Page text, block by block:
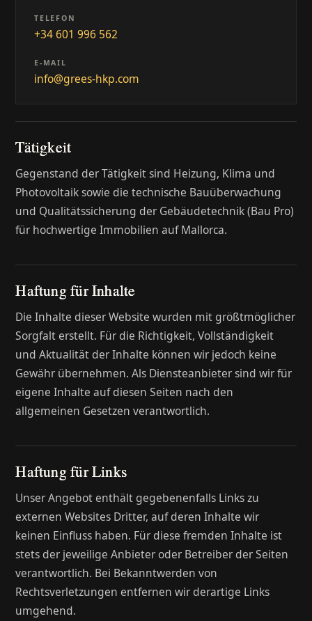
TELEFON
+34 601 996 562
E-MAIL
info@grees-hkp.com
Tätigkeit
Gegenstand der Tätigkeit sind Heizung, Klima und
Photovoltaik sowie die technische Bauüberwachung
und Qualitätssicherung der Gebäudetechnik (Bau Pro)
für hochwertige Immobilien auf Mallorca.
Haftung für Inhalte
Die Inhalte dieser Website wurden mit größtmöglicher
Sorgfalt erstellt. Für die Richtigkeit, Vollständigkeit
und Aktualität der Inhalte können wir jedoch keine
Gewähr übernehmen. Als Diensteanbieter sind wir für
eigene Inhalte auf diesen Seiten nach den
allgemeinen Gesetzen verantwortlich.
Haftung für Links
Unser Angebot enthält gegebenenfalls Links zu
externen Websites Dritter, auf deren Inhalte wir
keinen Einfluss haben. Für diese fremden Inhalte ist
stets der jeweilige Anbieter oder Betreiber der Seiten
verantwortlich. Bei Bekanntwerden von
Rechtsverletzungen entfernen wir derartige Links
umgehend.